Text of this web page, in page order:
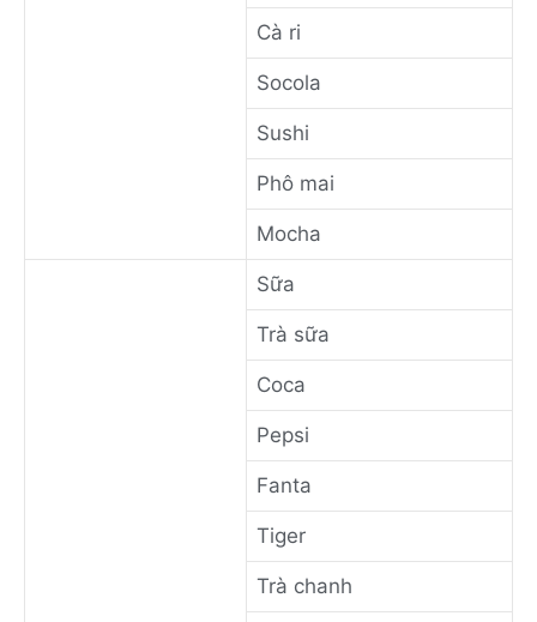
Cà ri
Socola
Sushi
Phô mai
Mocha
Sữa
Trà sữa
Coca
Pepsi
Fanta
Tiger
Trà chanh